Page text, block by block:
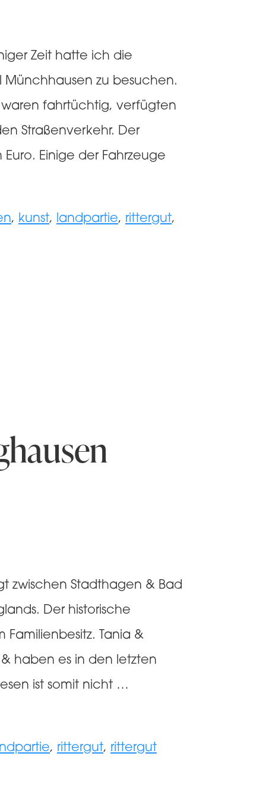
Zeit hatte ich die
Münchhausen zu besuchen.
fahrtüchtig, verfügten
Straßenverkehr. Der
Einige der Fahrzeuge
, kunst, landpartie, rittergut,
zwischen Stadthagen & Bad
Der historische
Familienbesitz. Tania &
haben es in den letzten
ist somit nicht …
, rittergut, rittergut